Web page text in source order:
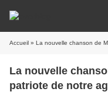
Accueil » La nouvelle chanson de
La nouvelle
patriote de notre